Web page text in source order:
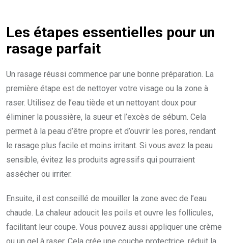
Les étapes essentielles pour un
rasage parfait
Un rasage réussi commence par une bonne préparation. La
première étape est de nettoyer votre visage ou la zone à
raser. Utilisez de l’eau tiède et un nettoyant doux pour
éliminer la poussière, la sueur et l’excès de sébum. Cela
permet à la peau d’être propre et d’ouvrir les pores, rendant
le rasage plus facile et moins irritant. Si vous avez la peau
sensible, évitez les produits agressifs qui pourraient
assécher ou irriter.
Ensuite, il est conseillé de mouiller la zone avec de l’eau
chaude. La chaleur adoucit les poils et ouvre les follicules,
facilitant leur coupe. Vous pouvez aussi appliquer une crème